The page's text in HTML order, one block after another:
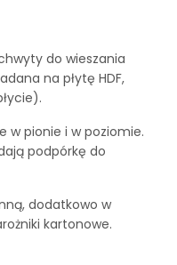
do wieszania
na płytę HDF,
w pionie i w poziomie.
podpórkę do
dodatkowo w
kartonowe.